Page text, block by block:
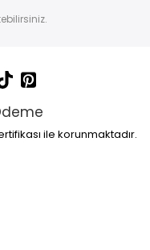
ile korunmaktadır.